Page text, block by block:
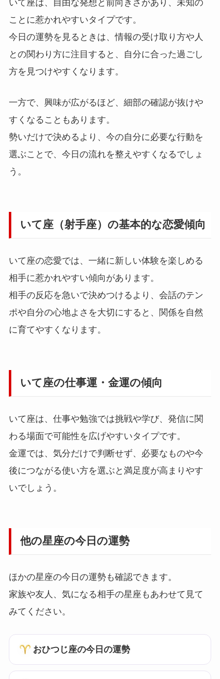
いて座は、自由な発想と前向きさがあり、未知の
ことに惹かれやすいタイプです。
今日の運勢を見るときは、情報の受け取り方や人
との関わり方に注目すると、自分に合った過ごし
方を見つけやすくなります。
一方で、興味が広がるほど、細部の確認が抜けや
すくなることもあります。
勢いだけで決めるより、今の自分に必要な行動を
選ぶことで、今日の流れを整えやすくなるでしょ
う。
いて座（射手座）の基本的な恋愛傾向
いて座の恋愛では、一緒に新しい体験を楽しめる
相手に惹かれやすい傾向があります。
相手の反応を急いで決めつけるより、会話のテン
ポや自分の心地よさを大切にすると、関係を自然
に育てやすくなります。
いて座の仕事運・金運の傾向
いて座は、仕事や勉強では挑戦や学び、発信に関
わる場面で可能性を広げやすいタイプです。
金運では、気分だけで判断せず、必要なものや今
後につながる使い方を選ぶと満足度が高まりやす
いでしょう。
他の星座の今日の運勢
ほかの星座の今日の運勢も確認できます。
家族や友人、気になる相手の星座もあわせて見て
みてください。
おひつじ座の今日の運勢